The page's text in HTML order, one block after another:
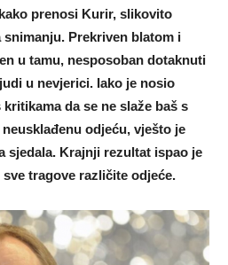
prenosi Kurir, slikovito
Prekriven blatom i
u tamu, nesposoban dotaknuti
u nevjerici. Iako je nosio
da se ne slaže baš s
odjeću, vješto je
sjedala. Krajnji rezultat ispao je
tragove različite odjeće.